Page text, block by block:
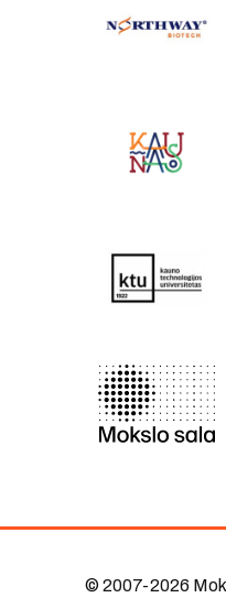
© 2007-2026